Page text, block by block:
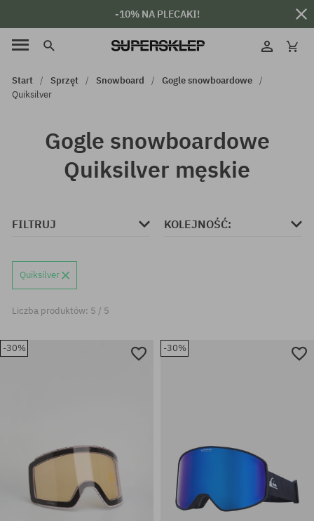
-10% NA PLECAKI!
Start Sprzęt Snowboard
Gogle snowboardowe
Quiksilver
Gogle snowboardowe
Quiksilver męskie
FILTRUJ KOLEJNOŚĆ:
Quiksilver
Liczba produktów: 5 / 5
-30% -30%